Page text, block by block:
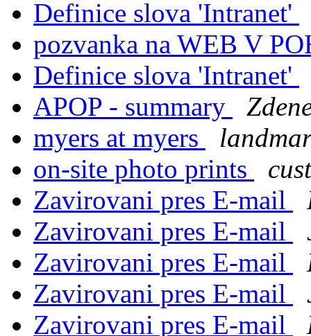
Definice slova 'Intranet'
pozvanka na WEB V
Definice slova 'Intranet'
APOP - summary
myers at myers
on-site photo prints
Zavirovani pres E-mail
Zavirovani pres E-mail
Zavirovani pres E-mail
Zavirovani pres E-mail
Zavirovani pres E-mail